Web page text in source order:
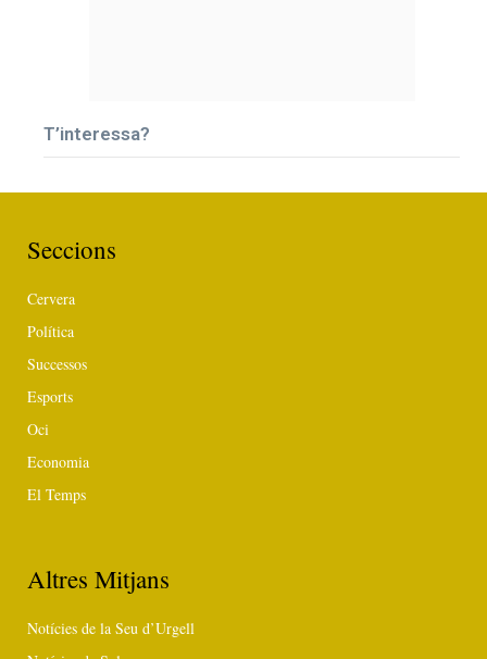
T’interessa?
Seccions
Cervera
Política
Successos
Esports
Oci
Economia
El Temps
Altres Mitjans
Notícies de la Seu d’Urgell